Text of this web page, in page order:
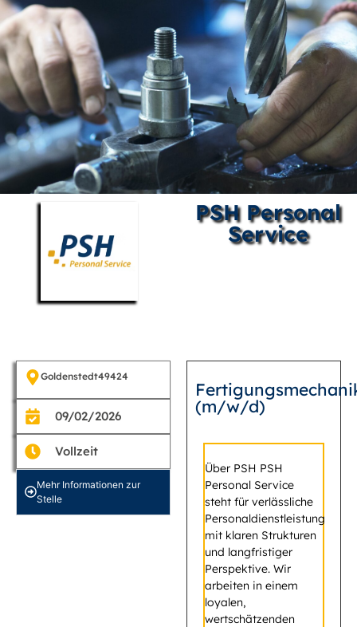
PSH Personal
Service
Goldenstedt49424
09/02/2026
Vollzeit
Mehr Informationen zur
Stelle
(m/w/d)
Über PSH PSH
Personal Service
steht für verlässliche
Personaldienstleistung
mit klaren Strukturen
und langfristiger
Perspektive. Wir
arbeiten in einem
loyalen,
wertschätzenden